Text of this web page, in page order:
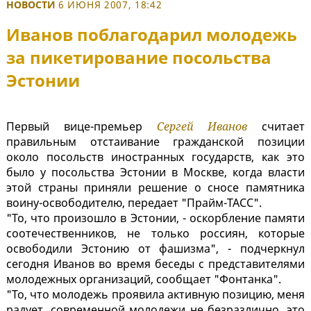
НОВОСТИ 6 ИЮНЯ 2007, 18:42
Иванов поблагодарил молодежь
за пикетирование посольства
Эстонии
Первый вице-премьер Сергей Иванов считает
правильным отстаивание гражданской позиции
около посольств иностранных государств, как это
было у посольства Эстонии в Москве, когда власти
этой страны приняли решение о сносе памятника
воину-освободителю, передает "Прайм-ТАСС".
"То, что произошло в Эстонии, - оскорбление памяти
соотечественников, не только россиян, которые
освободили Эстонию от фашизма", - подчеркнул
сегодня Иванов во время беседы с представителями
молодежных организаций, сообщает "Фонтанка".
"То, что молодежь проявила активную позицию, меня